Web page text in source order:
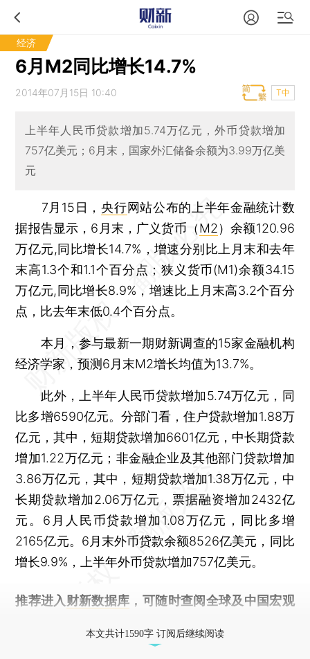
经济
6月M2同比增长14.7%
2014年07月15日 10:40 T中
上半年人民币贷款增加5.74万亿元，外币贷款增加
757亿美元；6月末，国家外汇储备余额为3.99万亿美
元
7月15日，央行网站公布的上半年金融统计数
据报告显示，6月末，广义货币（M2）余额120.96
万亿元,同比增长14.7%，增速分别比上月末和去年
末高1.3个和1.1个百分点；狭义货币(M1)余额34.15
万亿元,同比增长8.9%，增速比上月末高3.2个百分
点，比去年末低0.4个百分点。
本月，参与最新一期财新调查的15家金融机构
经济学家，预测6月末M2增长均值为13.7%。
此外，上半年人民币贷款增加5.74万亿元，同
比多增6590亿元。分部门看，住户贷款增加1.88万
亿元，其中，短期贷款增加6601亿元，中长期贷款
增加1.22万亿元；非金融企业及其他部门贷款增加
3.86万亿元，其中，短期贷款增加1.38万亿元，中
长期贷款增加2.06万亿元，票据融资增加2432亿
元。6月人民币贷款增加1.08万亿元，同比多增
2165亿元。6月末外币贷款余额8526亿美元，同比
增长9.9%，上半年外币贷款增加757亿美元。
推荐进入 财新数据库 ，可随时查阅全球及中国宏观
本文共计1590字 订阅后继续阅读